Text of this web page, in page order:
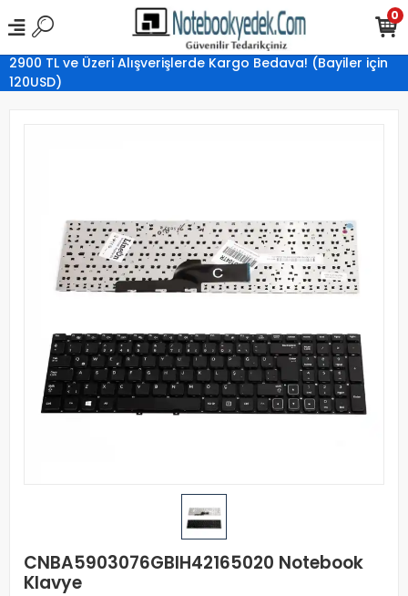
2900 TL ve Üzeri Alışverişlerde Kargo Bedava! (Bayiler için
120USD)
0
CNBA5903076GBIH42165020 Notebook
Klavye